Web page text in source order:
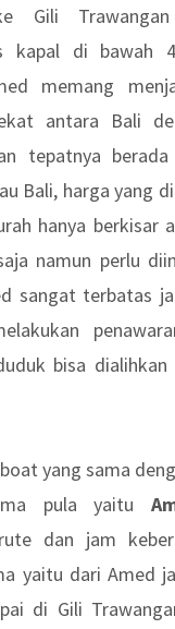
Gili
kapal di bawah
memang
antara Bali
tepatnya
Bali, harga yang
hanya berkisar
namun perlu
sangat terbatas
bisa dialihkan
yang sama
pula yaitu
dan jam
yaitu dari Amed
di Gili